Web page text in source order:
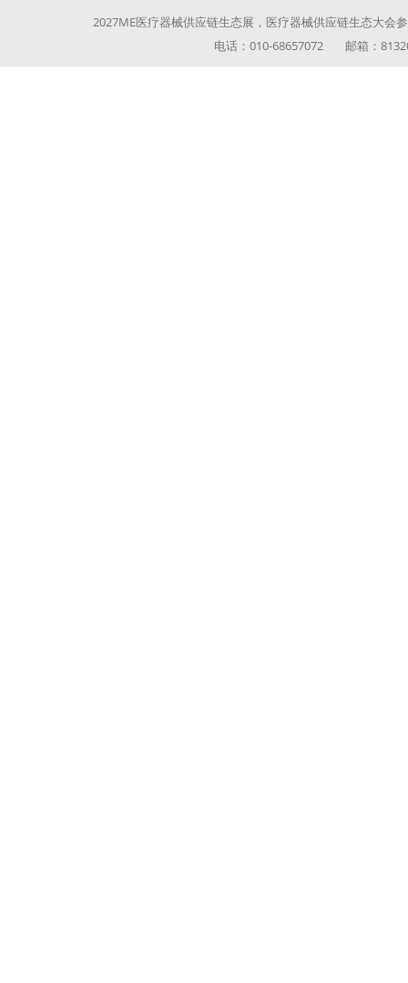
2027ME医疗器械供应链生态展，医疗器械供应链生态大
电话：010-68657072 邮箱：